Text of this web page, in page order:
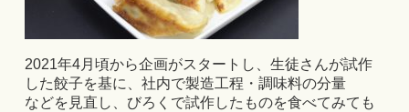
2021年4月頃から企画がスタートし、生徒さんが試作
した餃子を基に、社内で製造工程・調味料の分量
などを見直し、びろくで試作したものを食べてみても